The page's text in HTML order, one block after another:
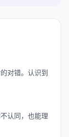
对错。认识到
认同，也能理